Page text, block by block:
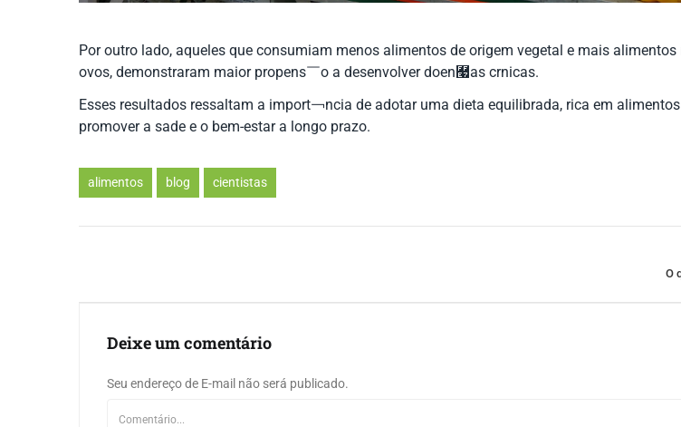
Por outro lado, aqueles que consumiam menos alimentos de origem vegetal e mais alimentos
ovos, demonstraram maior propens￣o a desenvolver doen￧as cr￴nicas.
Esses resultados ressaltam a import￢ncia de adotar uma dieta equilibrada, rica em
promover a sa￺de e o bem-estar a longo prazo.
alimentos blog cientistas
O
Deixe um comentário
Seu endereço de E-mail não será publicado.